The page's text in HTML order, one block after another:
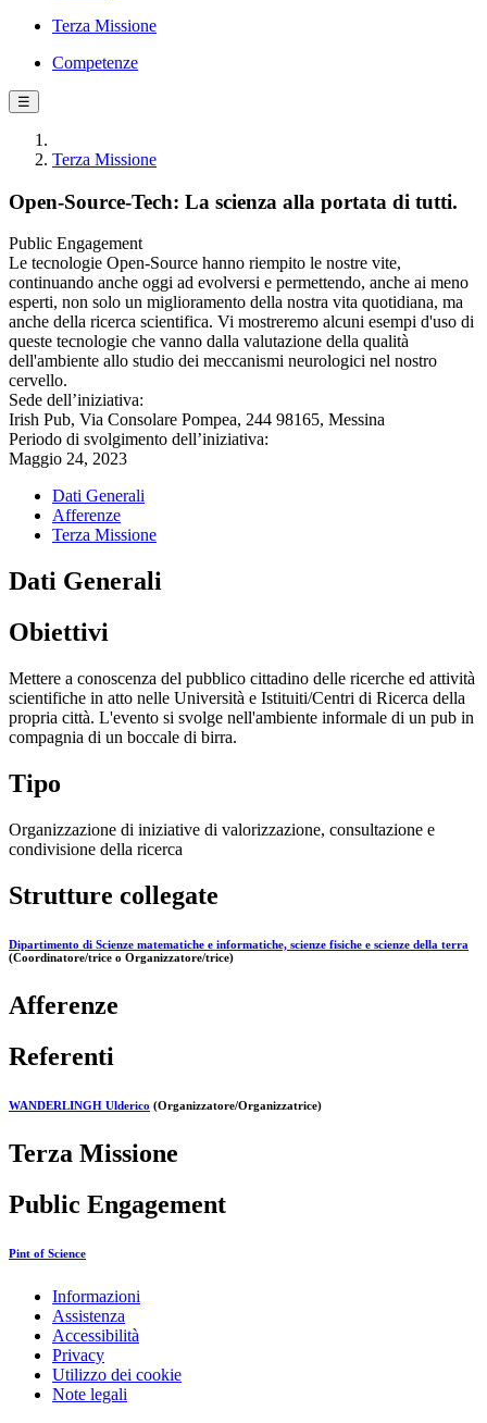
Terza Missione
Competenze
☰
Terza Missione
Open-Source-Tech: La scienza alla portata di tutti.
Public Engagement
Le tecnologie Open-Source hanno riempito le nostre vite,
continuando anche oggi ad evolversi e permettendo, anche ai meno
esperti, non solo un miglioramento della nostra vita quotidiana, ma
anche della ricerca scientifica. Vi mostreremo alcuni esempi d'uso di
queste tecnologie che vanno dalla valutazione della qualità
dell'ambiente allo studio dei meccanismi neurologici nel nostro
cervello.
Sede dell’iniziativa:
Irish Pub, Via Consolare Pompea, 244 98165, Messina
Periodo di svolgimento dell’iniziativa:
Maggio 24, 2023
Dati Generali
Afferenze
Terza Missione
Dati Generali
Obiettivi
Mettere a conoscenza del pubblico cittadino delle ricerche ed attività
scientifiche in atto nelle Università e Istituiti/Centri di Ricerca della
propria città. L'evento si svolge nell'ambiente informale di un pub in
compagnia di un boccale di birra.
Tipo
Organizzazione di iniziative di valorizzazione, consultazione e
condivisione della ricerca
Strutture collegate
Dipartimento di Scienze matematiche e informatiche, scienze fisiche e scienze della terra
(Coordinatore/trice o Organizzatore/trice)
Afferenze
Referenti
WANDERLINGH Ulderico (Organizzatore/Organizzatrice)
Terza Missione
Public Engagement
Pint of Science
Informazioni
Assistenza
Accessibilità
Privacy
Utilizzo dei cookie
Note legali